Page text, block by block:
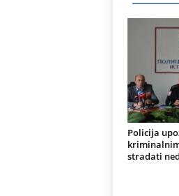
Policija
stradati